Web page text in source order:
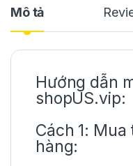
Mô tả
Hướng dẫn
shopUS.vip:
Cách 1:
hàng: